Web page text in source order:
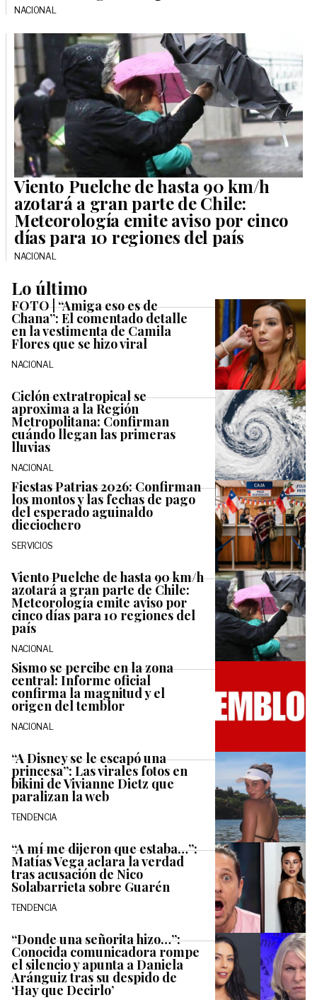
NACIONAL
Viento Puelche de hasta 90 km/h
azotará a gran parte de Chile:
Meteorología emite aviso por cinco
días para 10 regiones del país
NACIONAL
Lo último
FOTO | “Amiga eso es de
Chana”: El comentado detalle
en la vestimenta de Camila
Flores que se hizo viral
NACIONAL
Ciclón extratropical se
aproxima a la Región
Metropolitana: Confirman
cuándo llegan las primeras
lluvias
NACIONAL
Fiestas Patrias 2026: Confirman
los montos y las fechas de pago
del esperado aguinaldo
dieciochero
SERVICIOS
Viento Puelche de hasta 90 km/h
azotará a gran parte de Chile:
Meteorología emite aviso por
cinco días para 10 regiones del
país
NACIONAL
Sismo se percibe en la zona
central: Informe oficial
confirma la magnitud y el
origen del temblor
NACIONAL
“A Disney se le escapó una
princesa”: Las virales fotos en
bikini de Vivianne Dietz que
paralizan la web
TENDENCIA
“A mí me dijeron que estaba…”:
Matías Vega aclara la verdad
tras acusación de Nico
Solabarrieta sobre Guarén
TENDENCIA
“Donde una señorita hizo…”:
Conocida comunicadora rompe
el silencio y apunta a Daniela
Aránguiz tras su despido de
‘Hay que Decirlo’